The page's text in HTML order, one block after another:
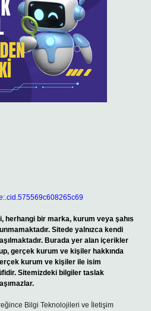
herhangi bir marka, kurum veya şahıs
Sitede yalnızca kendi
Burada yer alan içerikler
gerçek kurum ve kişiler hakkında
kurum ve kişiler ile isim
Sitemizdeki bilgiler taslak
Bilgi Teknolojileri ve İletişim